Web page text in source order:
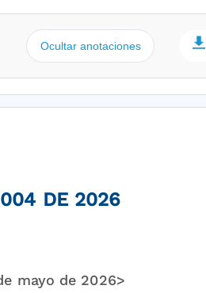
Ocultar anotaciones
004 DE 2026
mayo de 2026>